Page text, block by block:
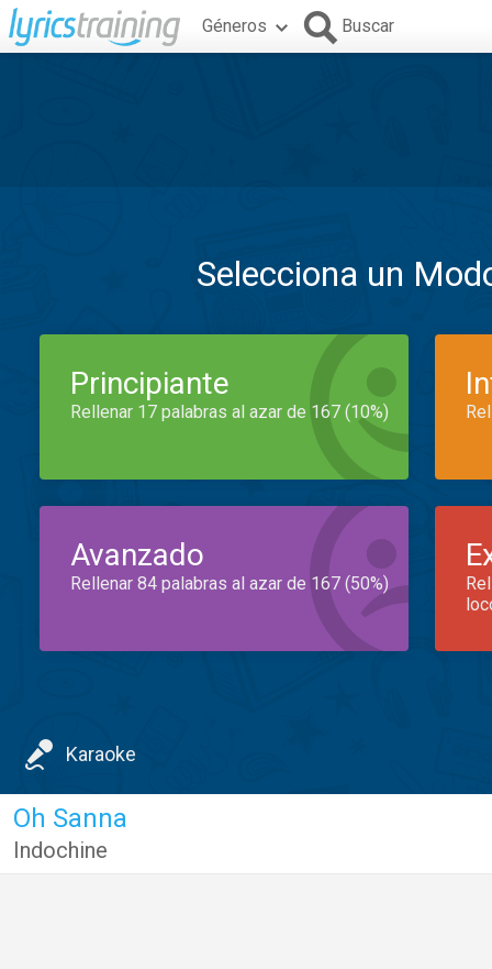
Géneros Buscar
Selecciona un
Principiante
Rellenar 17 palabras al azar de 167 (10%)
Avanzado
Rellenar 84 palabras al azar de 167 (50%)
Karaoke
Oh Sanna
Indochine